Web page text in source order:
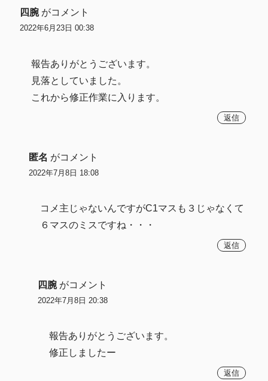
四腕 がコメント
2022年6月23日 00:38
報告ありがとうございます。
見落としていました。
これから修正作業に入ります。
返信
匿名 がコメント
2022年7月8日 18:08
コメ主じゃないんですがC1マスも３じゃなくて
６マスのミスですね・・・
返信
四腕 がコメント
2022年7月8日 20:38
報告ありがとうございます。
修正しましたー
返信